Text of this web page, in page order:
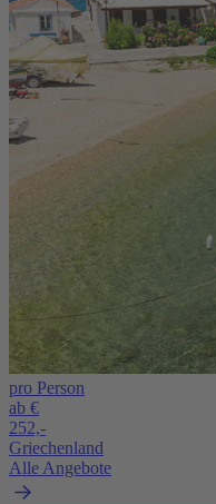
pro Person
ab €
252,-
Griechenland
Alle Angebote